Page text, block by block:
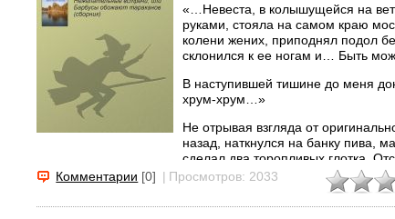
«…Невеста, в колышущейся на
руками, стояла на самом краю
колени жених, приподнял подол
склонился к ее ногам и… Быть
В наступившей тишине до меня
хрум-хрум…»
Не отрывая взгляда от
назад, наткнулся на банку пива,
сделал два торопливых глотка.
дотянулся до рюкзака, нашарил в
то жених отпрянул от своей
бочком соскользнул с мостка в...
Комментарии [0] | Просмотров: 2033